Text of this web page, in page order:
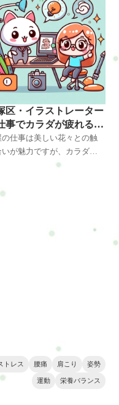
区・イラストレーター
事でカラダが疲れる原
対策・改善方法とは？
の仕事は美しい花々との触
いが魅力ですが、カラダへ
担も少なくありません。長
物の運搬などが原因で腰痛
花屋の方々に向けて、健康
トレス 腰痛 肩こり 姿勢
運動 栄養バランス